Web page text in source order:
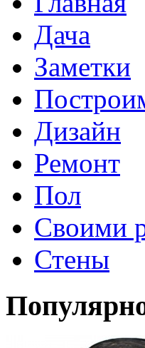
Дача
Заметки
Дизайн
Ремонт
Пол
Своими
Стены